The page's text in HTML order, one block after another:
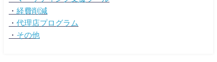
・ 経費削減
・ 代理店プログラム
・ その他